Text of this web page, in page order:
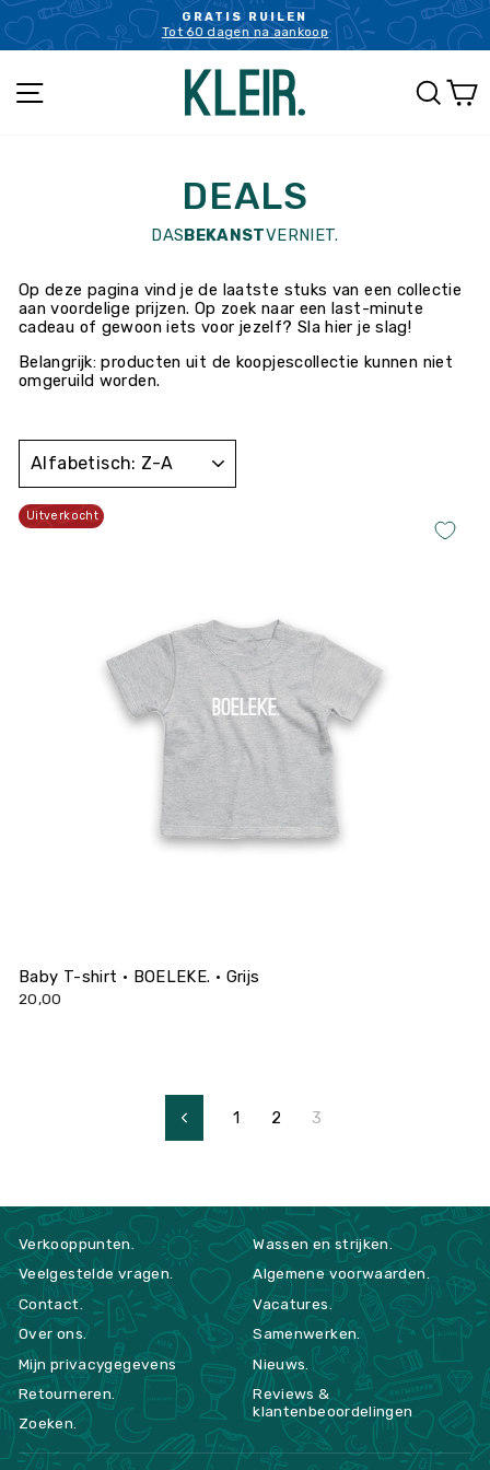
Ga
naar
inhoud
Pauzeer
GRATIS RUILEN
Tot 60 dagen na aankoop
DEALS
DASBEKANSTVERNIET.
Op deze pagina vind je de laatste stuks van een collectie
aan voordelige prijzen. Op zoek naar een last-minute
cadeau of gewoon iets voor jezelf? Sla hier je slag!
Belangrijk: producten uit de koopjescollectie kunnen niet
omgeruild worden.
SORTEREN
Uitverkocht
Baby T-shirt • BOELEKE. • Grijs
20,00
Vorige 1 2 3
Verkooppunten.
Veelgestelde vragen.
Contact.
Over ons.
Mijn privacygegevens
Retourneren.
Zoeken.
Wassen en strijken.
Algemene voorwaarden.
Vacatures.
Samenwerken.
Nieuws.
Reviews &
klantenbeoordelingen